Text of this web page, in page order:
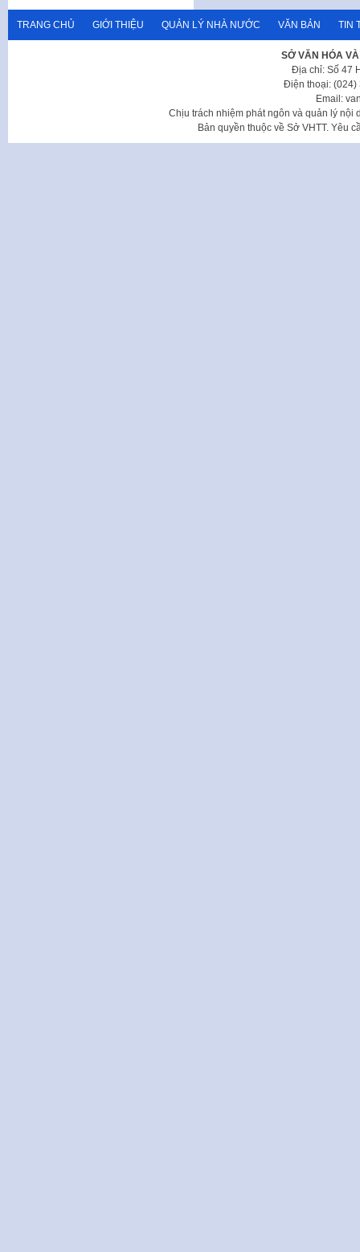
TRANG CHỦ GIỚI THIỆU QUẢN LÝ NHÀ NƯỚC VĂN BẢN TIN
SỞ VĂN HÓA
Địa chỉ: Số 47
Điện thoại: (024)
Email:
Chịu trách nhiệm phát ngôn và quản lý nội
Bản quyền thuộc về Sở VHTT. Yêu